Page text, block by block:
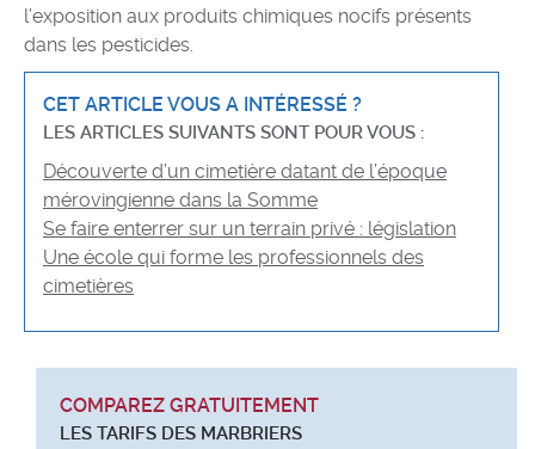
l’exposition aux produits chimiques nocifs présents
dans les pesticides.
CET ARTICLE VOUS A INTÉRESSÉ ?
LES ARTICLES SUIVANTS SONT POUR VOUS :
Découverte d’un cimetière datant de l’époque
mérovingienne dans la Somme
Se faire enterrer sur un terrain privé : législation
Une école qui forme les professionnels des
cimetières
COMPAREZ GRATUITEMENT
LES TARIFS DES MARBRIERS